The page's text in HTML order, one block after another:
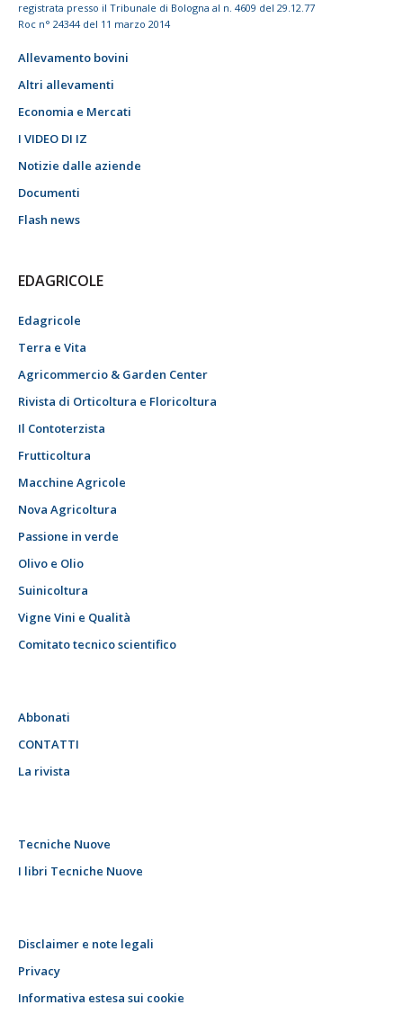
registrata presso il Tribunale di Bologna al n. 4609 del 29.12.77
Roc n° 24344 del 11 marzo 2014
Allevamento bovini
Altri allevamenti
Economia e Mercati
I VIDEO DI IZ
Notizie dalle aziende
Documenti
Flash news
EDAGRICOLE
Edagricole
Terra e Vita
Agricommercio & Garden Center
Rivista di Orticoltura e Floricoltura
Il Contoterzista
Frutticoltura
Macchine Agricole
Nova Agricoltura
Passione in verde
Olivo e Olio
Suinicoltura
Vigne Vini e Qualità
Comitato tecnico scientifico
Abbonati
CONTATTI
La rivista
Tecniche Nuove
I libri Tecniche Nuove
Disclaimer e note legali
Privacy
Informativa estesa sui cookie